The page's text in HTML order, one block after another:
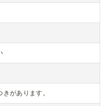
があります。